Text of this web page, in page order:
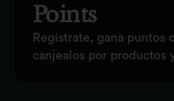
Points
Regístrate, gana puntos
canjealos por productos